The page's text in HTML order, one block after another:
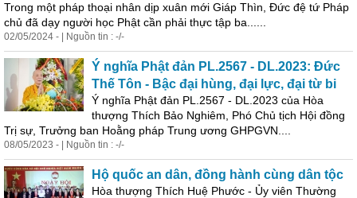
Trong một pháp thoại nhân dịp xuân mới Giáp Thìn, Đức đệ tứ Pháp
chủ đã dạy người học Phật cần phải thực tập ba......
02/05/2024 - | Nguồn tin : -/-
Ý nghĩa Phật đản PL.2567 - DL.2023: Đức
Thế Tôn - Bậc đại hùng, đại lực, đại từ bi
Ý nghĩa Phật đản PL.2567 - DL.2023 của Hòa
thượng Thích Bảo Nghiêm, Phó Chủ tịch Hội đồng
Trị sự, Trưởng ban Hoằng pháp Trung ương GHPGVN....
08/05/2023 - | Nguồn tin : -/-
Hộ quốc an dân, đồng hành cùng dân tộc
Hòa thượng Thích Huệ Phước - Ủy viên Thường